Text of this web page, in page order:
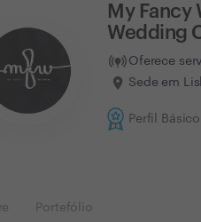
My Fancy
Wedding
Oferece
Sede em
Perfil Básico
Portefólio